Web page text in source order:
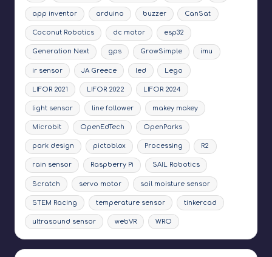
app inventor arduino buzzer CanSat
Coconut Robotics dc motor esp32
Generation Next gps GrowSimple imu
ir sensor JA Greece led Lego
LIFOR 2021 LIFOR 2022 LIFOR 2024
light sensor line follower makey makey
Microbit OpenEdTech OpenParks
park design pictoblox Processing R2
rain sensor Raspberry Pi SAIL Robotics
Scratch servo motor soil moisture sensor
STEM Racing temperature sensor tinkercad
ultrasound sensor webVR WRO